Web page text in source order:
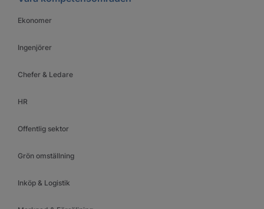
Ekonomer
Ingenjörer
Chefer & Ledare
HR
Offentlig sektor
Grön omställning
Inköp & Logistik